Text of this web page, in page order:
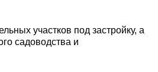
участков под застройку, а
садоводства и